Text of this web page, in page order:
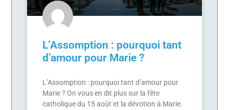
L’Assomption : pourquoi tant
d’amour pour Marie ?
L’Assomption : pourquoi tant d’amour pour
Marie ? On vous en dit plus sur la fête
catholique du 15 août et la dévotion à Marie.